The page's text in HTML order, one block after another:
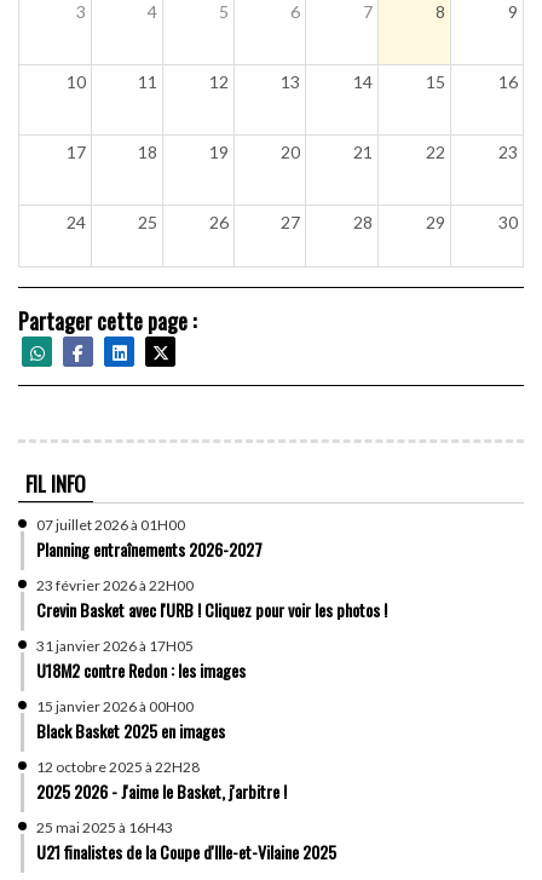
3 4 5 6 7 8 9
10 11 12 13 14 15 16
17 18 19 20 21 22 23
24 25 26 27 28 29 30
31 1 2 3 4 5 6
Partager cette page :
FIL INFO
07 juillet 2026 à 01H00
Planning entraînements 2026-2027
23 février 2026 à 22H00
Crevin Basket avec l'URB ! Cliquez pour voir les photos !
31 janvier 2026 à 17H05
U18M2 contre Redon : les images
15 janvier 2026 à 00H00
Black Basket 2025 en images
12 octobre 2025 à 22H28
2025 2026 - J'aime le Basket, j'arbitre !
25 mai 2025 à 16H43
U21 finalistes de la Coupe d'Ille-et-Vilaine 2025